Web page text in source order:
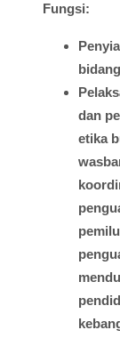
Fungsi:
bidang
dan
etika
pemilu